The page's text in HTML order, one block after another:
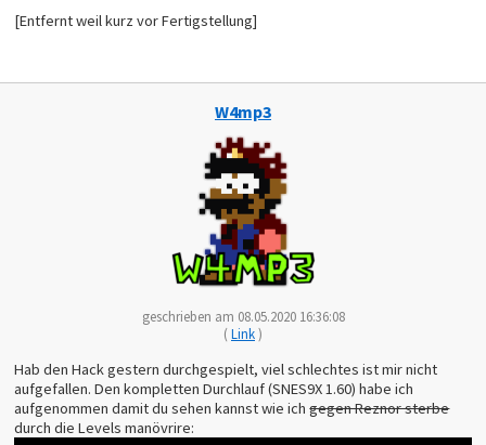
[Entfernt weil kurz vor Fertigstellung]
W4mp3
geschrieben am 08.05.2020 16:36:08
(Link)
Hab den Hack gestern durchgespielt, viel schlechtes ist mir nicht
aufgefallen. Den kompletten Durchlauf (SNES9X 1.60) habe ich
aufgenommen damit du sehen kannst wie ichgegen Reznor sterbe
durch die Levels manövrire: